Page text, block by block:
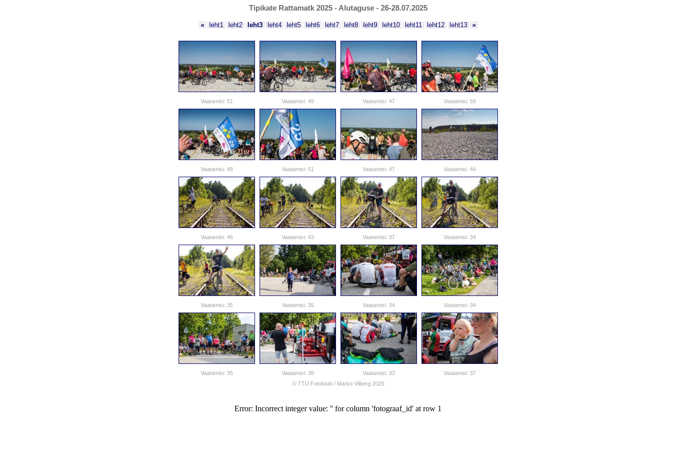
Tipikate Rattamatk 2025 - Alutaguse - 26-28.07.2025
« leht1 leht2 leht3 leht4 leht5 leht6 leht7 leht8 leht9 leht10 leht11 leht12 leht13 »
Vaatamisi: 51 Vaatamisi: 49 Vaatamisi: 47 Vaatamisi: 59
Vaatamisi: 48 Vaatamisi: 51 Vaatamisi: 47 Vaatamisi: 44
Vaatamisi: 46 Vaatamisi: 43 Vaatamisi: 37 Vaatamisi: 34
Vaatamisi: 35 Vaatamisi: 35 Vaatamisi: 34 Vaatamisi: 34
Vaatamisi: 35 Vaatamisi: 38 Vaatamisi: 33
Vaatamisi: 37
© TTÜ Fotoklubi / Marko Vilberg2025
Error: Incorrect integer value: '' for column 'fotograaf_id' at row 1